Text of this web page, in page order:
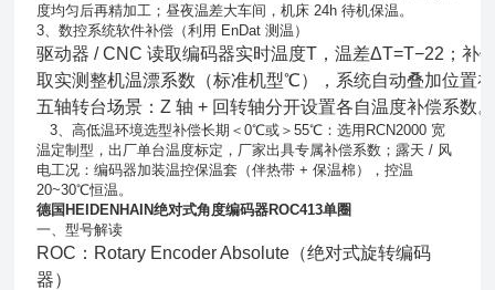
度均匀后再精加工；昼夜温差大车间，机床 24h 待机保温。
3、数控系统软件补偿（利用 EnDat 测温）
驱动器 / CNC 读取编码器实时温度T，温差ΔT=T−22；补
取实测整机温漂系数（标准机型℃），系统自动叠加位置
五轴转台场景：Z 轴 + 回转轴分开设置各自温度补偿系数。
3、高低温环境选型补偿长期＜0℃或＞55℃：选用RCN2000 宽
温定制型，出厂单台温度标定，厂家出具专属补偿系数；露天 / 风
电工况：编码器加装温控保温套（伴热带 + 保温棉），控温
20~30℃恒温。
德国HEIDENHAIN绝对式角度编码器ROC413单圈
一、型号解读
ROC：Rotary Encoder Absolute（绝对式旋转编码
器）